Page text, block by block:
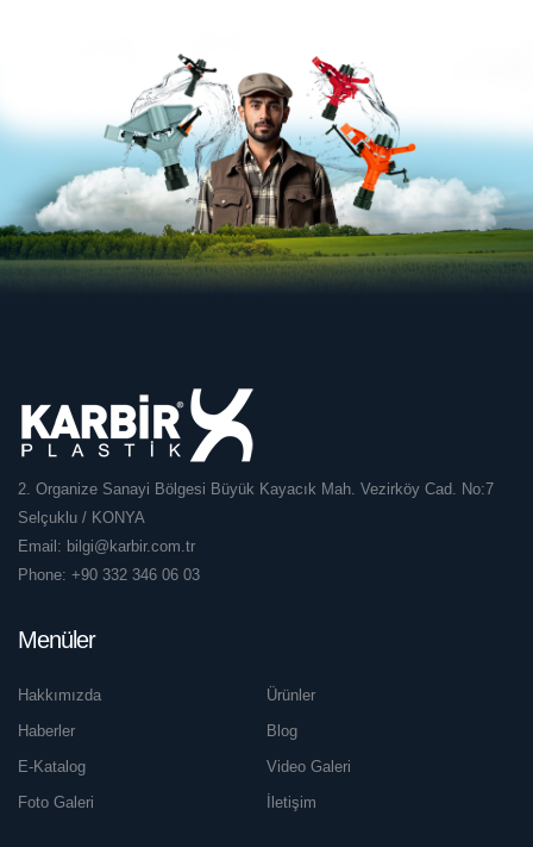
2. Organize Sanayi Bölgesi Büyük Kayacık Mah. Vezirköy Cad. No:7
Selçuklu / KONYA
Email: bilgi@karbir.com.tr
Phone: +90 332 346 06 03
Menüler
Hakkımızda
Ürünler
Haberler
Blog
E-Katalog
Video Galeri
Foto Galeri
İletişim